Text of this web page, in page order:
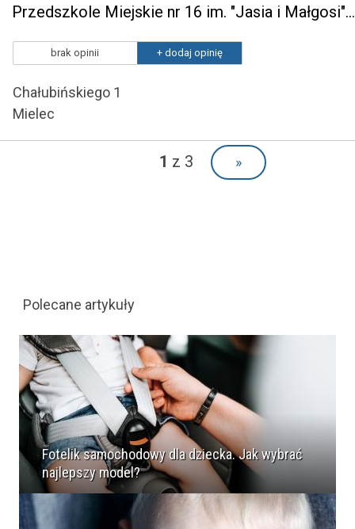
Przedszkole Miejskie nr 16 im. "Jasia i Małgosi" w Mielcu
brak opinii + dodaj opinię
Chałubińskiego 1
Mielec
1 z 3 »
Polecane artykuły
Fotelik samochodowy dla dziecka. Jak wybrać
najlepszy model?